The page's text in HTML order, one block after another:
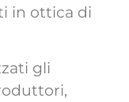
in ottica di
gli